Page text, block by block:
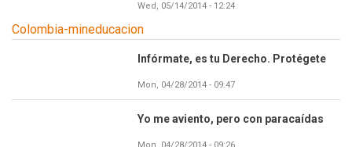
Wed, 05/14/2014 - 12:24
Colombia-mineducacion
Infórmate, es tu Derecho. Protégete
Mon, 04/28/2014 - 09:47
Yo me aviento, pero con paracaídas